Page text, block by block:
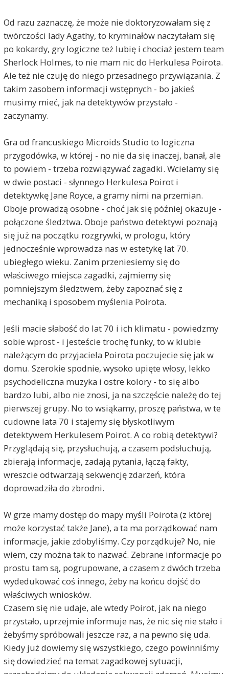
Od razu zaznaczę, że może nie doktoryzowałam się z
twórczości lady Agathy, to kryminałów naczytałam się
po kokardy, gry logiczne też lubię i chociaż jestem team
Sherlock Holmes, to nie mam nic do Herkulesa Poirota.
Ale też nie czuję do niego przesadnego przywiązania. Z
takim zasobem informacji wstępnych - bo jakieś
musimy mieć, jak na detektywów przystało -
zaczynamy.
Gra od francuskiego Microids Studio to logiczna
przygodówka, w której - no nie da się inaczej, banał, ale
to powiem - trzeba rozwiązywać zagadki. Wcielamy się
w dwie postaci - słynnego Herkulesa Poirot i
detektywkę Jane Royce, a gramy nimi na przemian.
Oboje prowadzą osobne - choć jak się później okazuje -
połączone śledztwa. Oboje państwo detektywi poznają
się już na początku rozgrywki, w prologu, który
jednocześnie wprowadza nas w estetykę lat 70.
ubiegłego wieku. Zanim przeniesiemy się do
właściwego miejsca zagadki, zajmiemy się
pomniejszym śledztwem, żeby zapoznać się z
mechaniką i sposobem myślenia Poirota.
Jeśli macie słabość do lat 70 i ich klimatu - powiedzmy
sobie wprost - i jesteście trochę funky, to w klubie
należącym do przyjaciela Poirota poczujecie się jak w
domu. Szerokie spodnie, wysoko upięte włosy, lekko
psychodeliczna muzyka i ostre kolory - to się albo
bardzo lubi, albo nie znosi, ja na szczęście należę do tej
pierwszej grupy. No to wsiąkamy, proszę państwa, w te
cudowne lata 70 i stajemy się błyskotliwym
detektywem Herkulesem Poirot. A co robią detektywi?
Przyglądają się, przysłuchują, a czasem podsłuchują,
zbierają informacje, zadają pytania, łączą fakty,
wreszcie odtwarzają sekwencję zdarzeń, która
doprowadziła do zbrodni.
W grze mamy dostęp do mapy myśli Poirota (z której
może korzystać także Jane), a ta ma porządkować nam
informacje, jakie zdobyliśmy. Czy porządkuje? No, nie
wiem, czy można tak to nazwać. Zebrane informacje po
prostu tam są, pogrupowane, a czasem z dwóch trzeba
wydedukować coś innego, żeby na końcu dojść do
właściwych wniosków.
Czasem się nie udaje, ale wtedy Poirot, jak na niego
przystało, uprzejmie informuje nas, że nic się nie stało i
żebyśmy spróbowali jeszcze raz, a na pewno się uda.
Kiedy już dowiemy się wszystkiego, czego powinniśmy
się dowiedzieć na temat zagadkowej sytuacji,